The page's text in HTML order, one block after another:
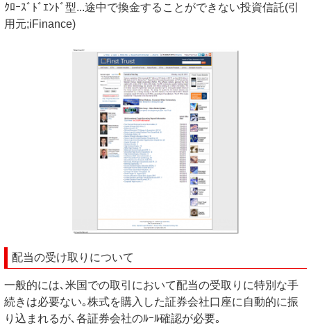
ｸﾛｰｽﾞﾄﾞｴﾝﾄﾞ型...途中で換金することができない投資信託(引
用元;iFinance)
配当の受け取りについて
一般的には､米国での取引において配当の受取りに特別な手
続きは必要ない｡株式を購入した証券会社口座に自動的に振
り込まれるが､各証券会社のﾙｰﾙ確認が必要｡